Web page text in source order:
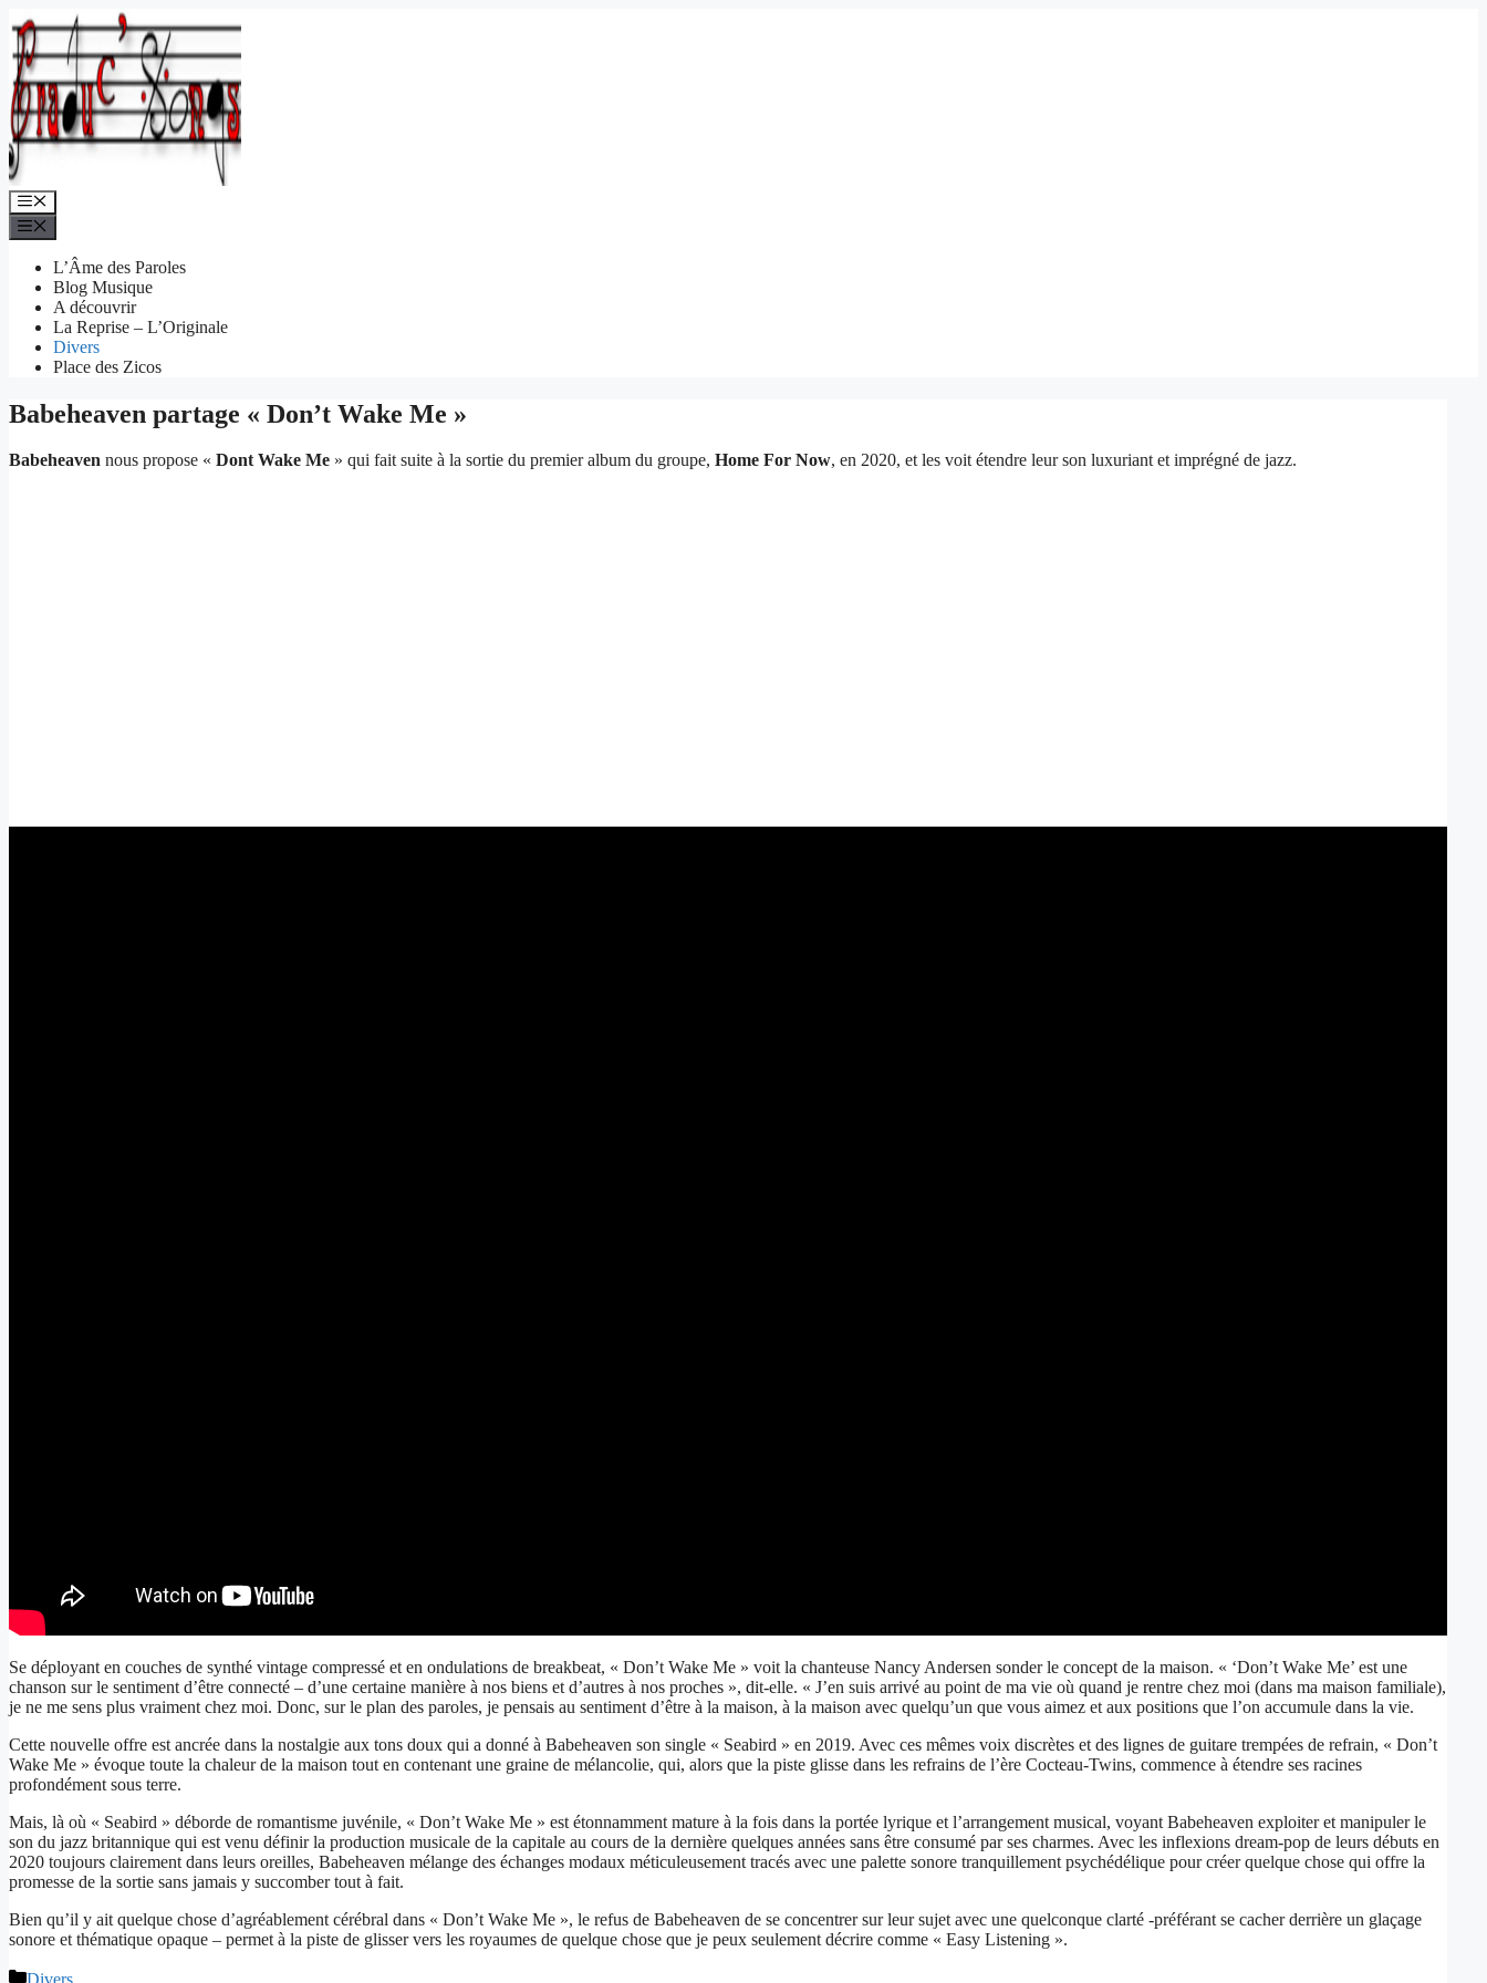
Aller
au
contenu
Menu
L’Âme des Paroles
Blog Musique
A découvrir
La Reprise – L’Originale
Divers
Place des Zicos
Babeheaven partage « Don’t Wake Me »
Babeheaven nous propose « Dont Wake Me » qui fait suite à la sortie du premier album du groupe, Home For Now, en 2020, et les voit étendre leur son luxuriant et imprégné de jazz.
Se déployant en couches de synthé vintage compressé et en ondulations de breakbeat, « Don’t Wake Me » voit la chanteuse Nancy Andersen sonder le concept de la maison. « ‘Don’t Wake Me’ est une
chanson sur le sentiment d’être connecté – d’une certaine manière à nos biens et d’autres à nos proches », dit-elle. « J’en suis arrivé au point de ma vie où quand je rentre chez moi (dans ma maison familiale),
je ne me sens plus vraiment chez moi. Donc, sur le plan des paroles, je pensais au sentiment d’être à la maison, à la maison avec quelqu’un que vous aimez et aux positions que l’on accumule dans la vie.
Cette nouvelle offre est ancrée dans la nostalgie aux tons doux qui a donné à Babeheaven son single « Seabird » en 2019. Avec ces mêmes voix discrètes et des lignes de guitare trempées de refrain, « Don’t
Wake Me » évoque toute la chaleur de la maison tout en contenant une graine de mélancolie, qui, alors que la piste glisse dans les refrains de l’ère Cocteau-Twins, commence à étendre ses racines
profondément sous terre.
Mais, là où « Seabird » déborde de romantisme juvénile, « Don’t Wake Me » est étonnamment mature à la fois dans la portée lyrique et l’arrangement musical, voyant Babeheaven exploiter et manipuler le
son du jazz britannique qui est venu définir la production musicale de la capitale au cours de la dernière quelques années sans être consumé par ses charmes. Avec les inflexions dream-pop de leurs débuts en
2020 toujours clairement dans leurs oreilles, Babeheaven mélange des échanges modaux méticuleusement tracés avec une palette sonore tranquillement psychédélique pour créer quelque chose qui offre la
promesse de la sortie sans jamais y succomber tout à fait.
Bien qu’il y ait quelque chose d’agréablement cérébral dans « Don’t Wake Me », le refus de Babeheaven de se concentrer sur leur sujet avec une quelconque clarté -préférant se cacher derrière un glaçage
sonore et thématique opaque – permet à la piste de glisser vers les royaumes de quelque chose que je peux seulement décrire comme « Easy Listening ».
Catégories
Divers